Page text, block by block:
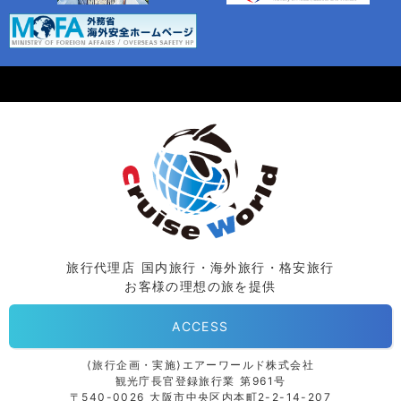
旅行代理店 国内旅行・海外旅行・格安旅行
お客様の理想の旅を提供
ACCESS
⟨旅行企画・実施⟩エアーワールド株式会社
観光庁長官登録旅行業 第961号
〒540-0026 大阪市中央区内本町2-2-14-207